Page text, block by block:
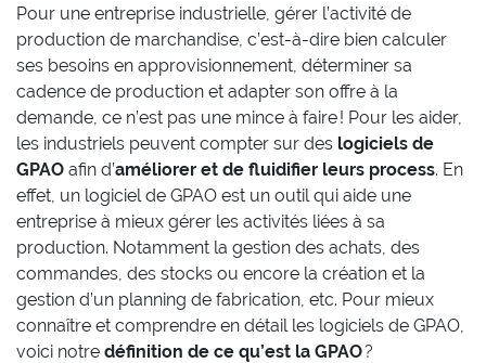
Pour une entreprise industrielle, gérer l’activité de
production de marchandise, c’est-à-dire bien calculer
ses besoins en approvisionnement, déterminer sa
cadence de production et adapter son offre à la
demande, ce n’est pas une mince à faire ! Pour les aider,
les industriels peuvent compter sur des logiciels de
GPAO afin d’améliorer et de fluidifier leurs process. En
effet, un logiciel de GPAO est un outil qui aide une
entreprise à mieux gérer les activités liées à sa
production. Notamment la gestion des achats, des
commandes, des stocks ou encore la création et la
gestion d’un planning de fabrication, etc. Pour mieux
connaître et comprendre en détail les logiciels de GPAO,
voici notre définition de ce qu’est la GPAO?